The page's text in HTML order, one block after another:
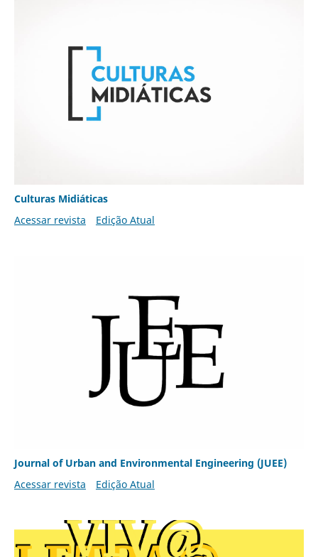
Culturas Midiáticas
Acessar revista
Edição Atual
Journal of Urban and Environmental Engineering (JUEE)
Acessar revista
Edição Atual